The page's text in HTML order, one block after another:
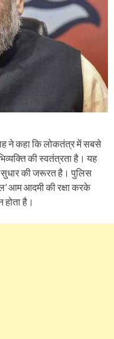
ने कहा कि लोकतंत्र में सबसे
की स्वतंत्रता है। यह
सुधार की जरूरत है। पुलिस
आम आदमी की रक्षा करके
है।